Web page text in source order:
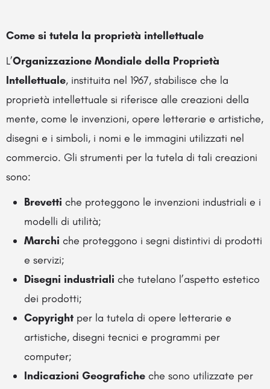
Come si tutela la proprietà intellettuale
L’Organizzazione Mondiale della Proprietà
Intellettuale, instituita nel 1967, stabilisce che la
proprietà intellettuale si riferisce alle creazioni della
mente, come le invenzioni, opere letterarie e artistiche,
disegni e i simboli, i nomi e le immagini utilizzati nel
commercio. Gli strumenti per la tutela di tali creazioni
sono:
Brevetti che proteggono le invenzioni industriali e i
modelli di utilità;
Marchi che proteggono i segni distintivi di prodotti
e servizi;
Disegni industriali che tutelano l’aspetto estetico
dei prodotti;
Copyright per la tutela di opere letterarie e
artistiche, disegni tecnici e programmi per
computer;
Indicazioni Geografiche che sono utilizzate per